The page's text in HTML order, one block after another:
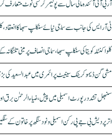
آر بی آئی آئندہ مالی سال سے پولیمر کرنسی نوٹ متعارف
ٹی آر ایس کی جانب سے سماجی نیائے سنکلپ سبھا کا انعقاد،
کلواکنٹلہ کویتا کی سنکلپ سبھا، سماجی انصاف پر مبنی
مشی گن ڈیموکریٹک سینیٹ پرائمری میں عبدالسعید کی
سنبھل تشدد رپورٹ اسمبلی میں پیش، ضیاء الرحمٰن برق
اتر پردیش بی جے پی رکن اسمبلی ونود سنگھ پر خاتون کے